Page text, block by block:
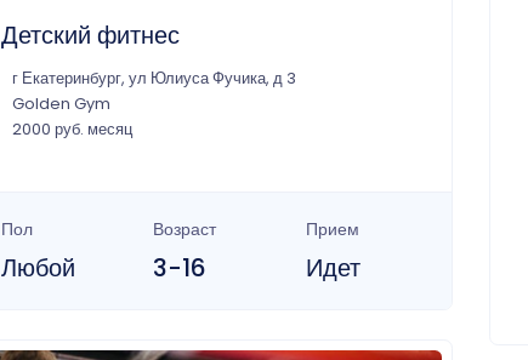
Детский фитнес
г Екатеринбург, ул Юлиуса Фучика, д 3
Golden Gym
2000 руб. месяц
Пол
Любой
Возраст
3-16
Прием
Идет